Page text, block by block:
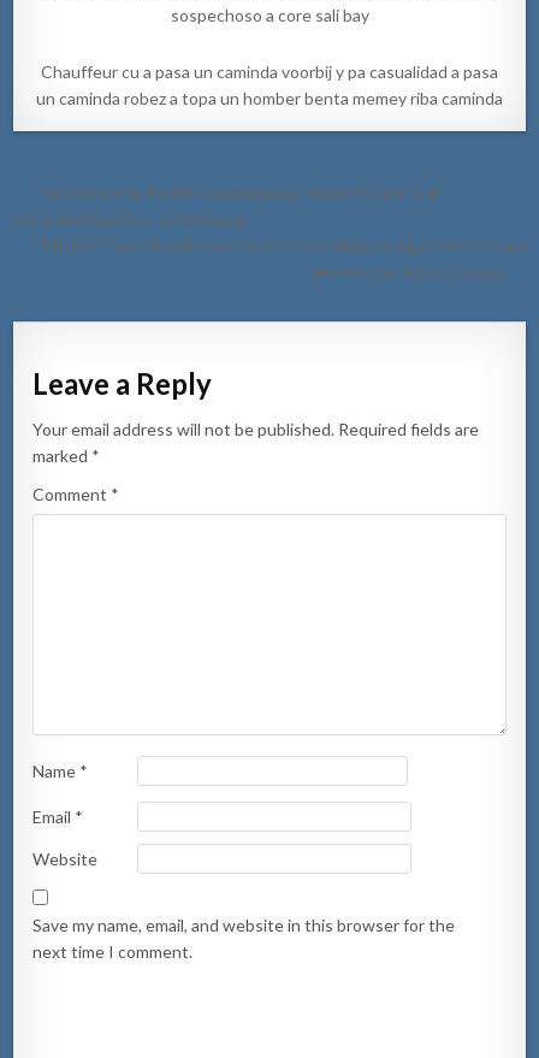
sospechoso a core sali bay
Chauffeur cu a pasa un caminda voorbij y pa casualidad a pasa
un caminda robez a topa un homber benta memey riba caminda
Post
navigation
← Pradonan di yerba di Lama manera e Yerba di Caña ta di
importancia pa nos ecosistema.
[VIDEO] Team di polis pa atende cu joyriding ta sigui score a logra
detene otro ladron di auto →
Leave a Reply
Your email address will not be published. Required fields are
marked *
Comment *
Name *
Email *
Website
Save my name, email, and website in this browser for the
next time I comment.